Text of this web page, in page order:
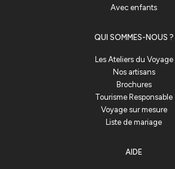
Avec enfants
QUI SOMMES-NOUS ?
Les Ateliers du Voyage
Nos artisans
Brochures
Tourisme Responsable
Voyage sur mesure
Liste de mariage
AIDE